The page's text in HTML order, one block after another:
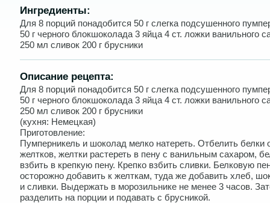
Ингредиенты:
Для 8 порций понадобится 50 г слегка подсушенного
50 г черного блокшоколада 3 яйца 4 ст. ложки ванильного
250 мл сливок 200 г брусники
Описание рецепта:
Для 8 порций понадобится 50 г слегка подсушенного
50 г черного блокшоколада 3 яйца 4 ст. ложки ванильного
250 мл сливок 200 г брусники
(кухня: Немецкая)
Приготовление:
Пумперникель и шоколад мелко натереть. Отбелить белки
желтков, желтки растереть в пену с ванильным сахаром,
взбить в крепкую пену. Крепко взбить сливки. Белковую
осторожно добавить к желткам, туда же добавить хлеб,
и сливки. Выдержать в морозильнике не менее 3 часов.
разделить на порции и подавать с брусникой.